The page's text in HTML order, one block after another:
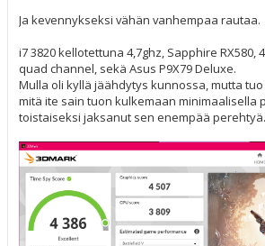
Ja kevennykseksi vähän vanhempaa rautaa.
i7 3820 kellotettuna 4,7ghz, Sapphire RX580,
quad channel, sekä Asus P9X79 Deluxe.
Mulla oli kyllä jäähdytys kunnossa, mutta tuo
mitä ite sain tuon kulkemaan minimaalisella
toistaiseksi jaksanut sen enempää perehtyä.